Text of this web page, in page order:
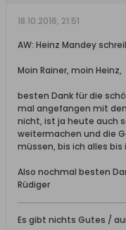
18.10.2016, 21:51
AW: Heinz Mandey
Moin Rainer, moin Heinz,
besten Dank für die
mal angefangen mit
nicht, ist ja heute auch
weitermachen und die
müssen, bis ich alles
Also nochmal besten
Rüdiger
Es gibt nichts Gutes /